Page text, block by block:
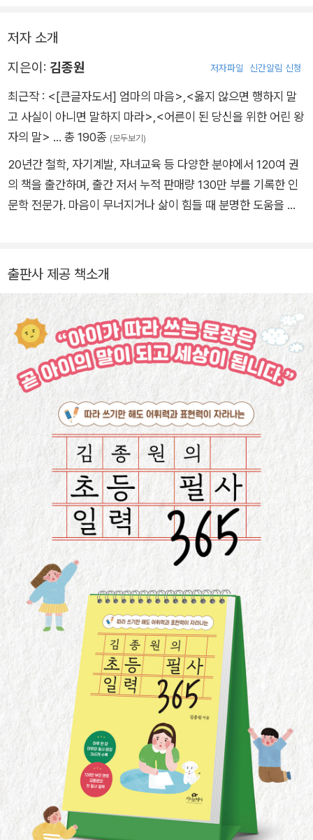
과 표현력은 향상될 수 있다.
접하는 모든 것을 스펀지처럼 흡수하는 초등 아이들이 자신만의
세계를 견고히 쌓아 나가기 위해 꼭 알아 두어야 할 어휘와 필사
문장 365개를 직접 고르고 썼다. 365개의 어휘는 초등 아이들이
일상생활이나 교과서에서 흔히 접하면서도 정확하게 뜻을 알지
못하는 단어, 내면에 농밀한 가치를 품고 있는 단어, 올바른 가치
관과 태도를 형성하는 데 꼭 필요한 단어 들이다. 작가는 이 단어
문장은 이 어휘를 ‘아이의 말’로 만들어 주기 위해 작가가 고심하
하루 한 단어를 읽고, 한 단락의 짧은 필사를 해내는 데에는 5분
이면 충분하지만, 습관의 힘은 위대하다. 어휘를 정확하게 알고,
분명하게 표현하며, 세상을 다채롭게 보는 아이로 성장시키고 싶
다면 《김종원의 초등 필사 일력 365》를 아이의 책상 위에, 시선
이 닿는 곳에 올려놓아 주자. 귀엽고 아기자기한 일러스트와 함께
하는 김종원 작가의 세심한 문장들은 내 아이가 보낼 하루의 나침
반이 되어 주며, 덩달아 아이의 어휘력과 표현력까지 키워 줄 것
이다.
저자 소개
지은이: 김종원 저자파일 신간알림 신청
최근작 : <[큰글자도서] 엄마의 마음>,<옳지 않으면 행하지 말
고 사실이 아니면 말하지 마라>,<어른이 된 당신을 위한 어린 왕
자의 말> … 총 190종 (모두보기)
20년간 철학, 자기계발, 자녀교육 등 다양한 분야에서 120여 권
의 책을 출간하며, 출간 저서 누적 판매량 130만 부를 기록한 인
문학 전문가. 마음이 무너지거나 삶이 힘들 때 분명한 도움을 줄
알았더라면 달라졌을 것들, 지금이라도 알면 삶을 바꿀 수 있는
자들이 이 책을 통해 반짝이는 삶의 가치를 발견하고 단단한 걸음
을 뗄 수 있길 바란다. 지은 책으로는 《내가 선택할 수 있는 품격
있는 태도에 관하여》, 《어른의 품격을 채우는 100일 필사 노트》,
《철학이 삶의 언어가 될 때》, 《청춘의 필사》, 《살아갈 날들을 위
한 괴테의 시》 등이 있다. 현재 다양한 채널을 통해 따뜻한 위로
와 단단한 조언을 꾸준히 전하고 있다.
출판사 제공 책소개